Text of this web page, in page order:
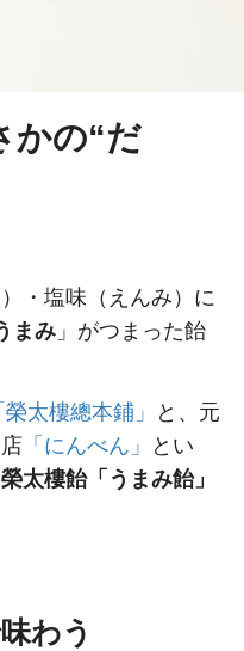
かの“だ
・塩味（えんみ）に
まみ 」がつまった飴
榮太樓總本鋪」
と、元
「にんべん」
とい
榮太樓飴「うまみ飴」
わう